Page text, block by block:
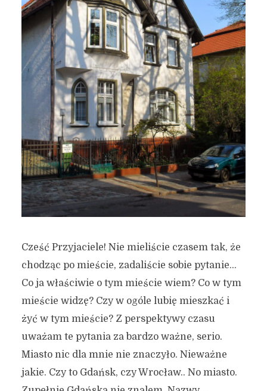
Cześć Przyjaciele! Nie mieliście czasem tak, że
chodząc po mieście, zadaliście sobie pytanie…
Co ja właściwie o tym mieście wiem? Co w tym
mieście widzę? Czy w ogóle lubię mieszkać i
żyć w tym mieście? Z perspektywy czasu
uważam te pytania za bardzo ważne, serio.
Miasto nic dla mnie nie znaczyło. Nieważne
jakie. Czy to Gdańsk, czy Wrocław.. No miasto.